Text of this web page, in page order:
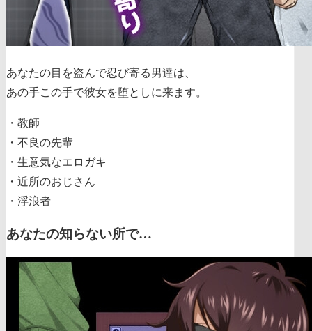
あなたの目を盗んで忍び寄る男達は、
あの手この手で彼女を堕としに来ます。
・教師
・不良の先輩
・生意気なエロガキ
・近所のおじさん
・浮浪者
あなたの知らない所で…